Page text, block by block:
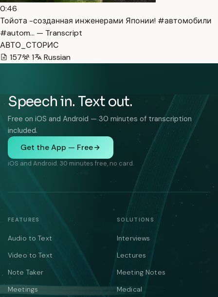
0:46
Тойота -созданная инженерами Японии! #автомобили
#autom… — Transcript
АВТО_СТОРИС
157
1 Russian
Speech in. Text out.
Free on iOS and Android — 30 minutes of transcription
included.
Get the App — Free
iOS and Android. 30 minutes free, no card.
FEATURES
Audio to Text
Video to Text
Note Taker
Meetings
SOLUTIONS
Interviews
Lectures
Meeting Notes
Medical